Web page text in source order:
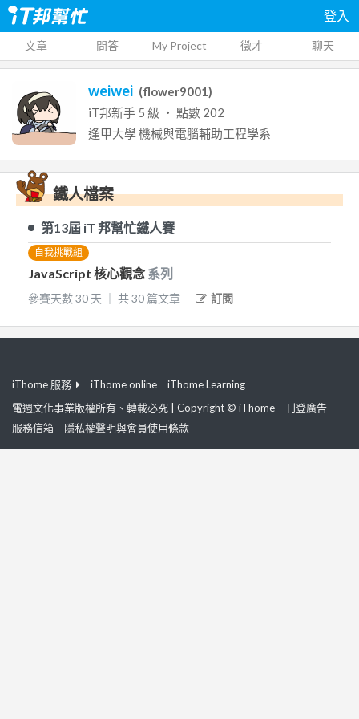
登入
文章 問答 My Project 徵才 聊天
weiwei (flower9001)
iT邦新手 5 級 ‧ 點數 202
逢甲大學機械與電腦輔助工程學系
鐵人檔案
第13屆 iT 邦幫忙鐵人賽
自我挑戰組
JavaScript 核心觀念 系列
參賽天數30 天 共30 篇文章 訂閱
iThome 服務 iThome online
iThome Learning
電週文化事業版權所有、轉載必究 | Copyright © iThome
刊登廣告
服務信箱
隱私權聲明與會員使用條款